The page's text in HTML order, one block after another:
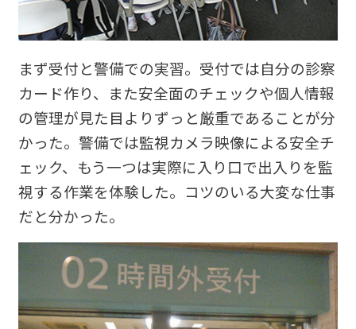
まず受付と警備での実習。受付では自分の診察
カード作り、また安全面のチェックや個人情報
の管理が見た目よりずっと厳重であることが分
かった。警備では監視カメラ映像による安全チ
ェック、もう一つは実際に入り口で出入りを監
視する作業を体験した。コツのいる大変な仕事
だと分かった。